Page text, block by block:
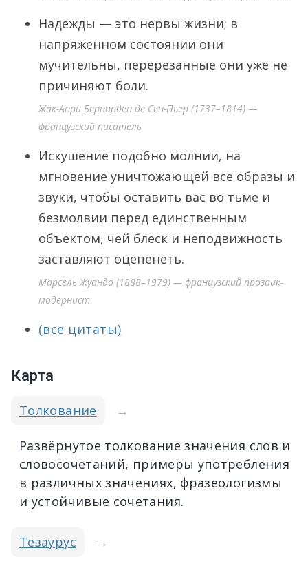
Надежды — это нервы жизни; в
напряженном состоянии они
мучительны, перерезанные они уже не
причиняют боли.
Жак-Анри Бернарден де Сен-Пьер (1737–1814) —
французский писатель
Искушение подобно молнии, на
мгновение уничтожающей все образы и
звуки, чтобы оставить вас во тьме и
безмолвии перед единственным
объектом, чей блеск и неподвижность
заставляют оцепенеть.
Марсель Жуандо (1888–1979) — французский прозаик-
модернист
(все цитаты)
Карта
Толкование →
Развёрнутое толкование значения слов и
словосочетаний, примеры употребления
в различных значениях, фразеологизмы
и устойчивые сочетания.
Тезаурус →